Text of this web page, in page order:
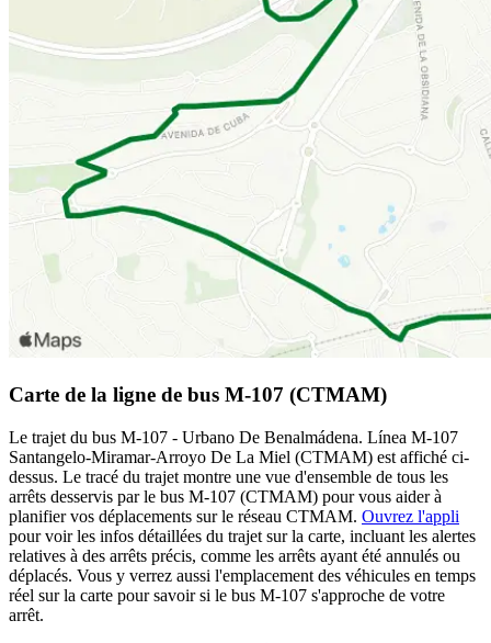
Carte de la ligne de bus M-107 (CTMAM)
Le trajet du bus M-107 - Urbano De Benalmádena. Línea M-107
Santangelo-Miramar-Arroyo De La Miel (CTMAM) est affiché ci-
dessus. Le tracé du trajet montre une vue d'ensemble de tous les
arrêts desservis par le bus M-107 (CTMAM) pour vous aider à
planifier vos déplacements sur le réseau CTMAM. Ouvrez l'appli
pour voir les infos détaillées du trajet sur la carte, incluant les alertes
relatives à des arrêts précis, comme les arrêts ayant été annulés ou
déplacés. Vous y verrez aussi l'emplacement des véhicules en temps
réel sur la carte pour savoir si le bus M-107 s'approche de votre
arrêt.